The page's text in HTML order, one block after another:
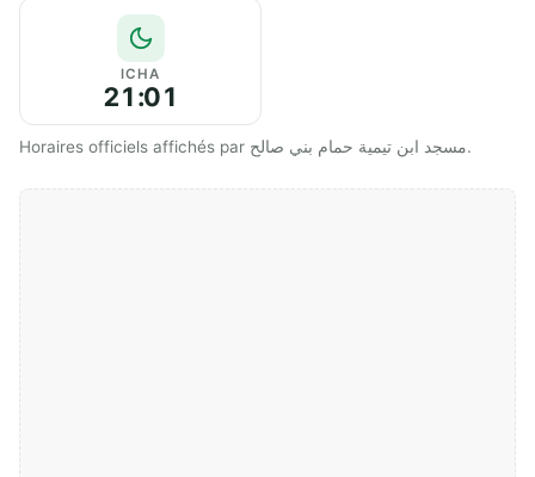
ICHA
21:01
Horaires officiels affichés par مسجد ابن تيمية حمام بني صالح.